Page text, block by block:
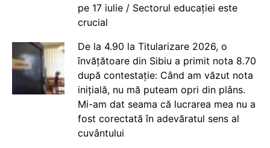
pe 17 iulie / Sectorul educației este
crucial
De la 4.90 la Titularizare 2026, o
învățătoare din Sibiu a primit nota 8.70
după contestație: Când am văzut nota
inițială, nu mă puteam opri din plâns.
Mi-am dat seama că lucrarea mea nu a
fost corectată în adevăratul sens al
cuvântului